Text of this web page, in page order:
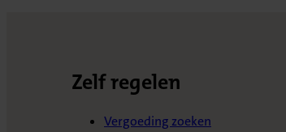
Zelf regelen
Vergoeding zoeken